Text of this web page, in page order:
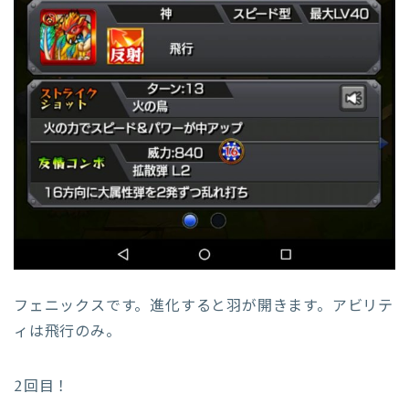
フェニックスです。進化すると羽が開きます。アビリテ
ィは飛行のみ。
2回目！